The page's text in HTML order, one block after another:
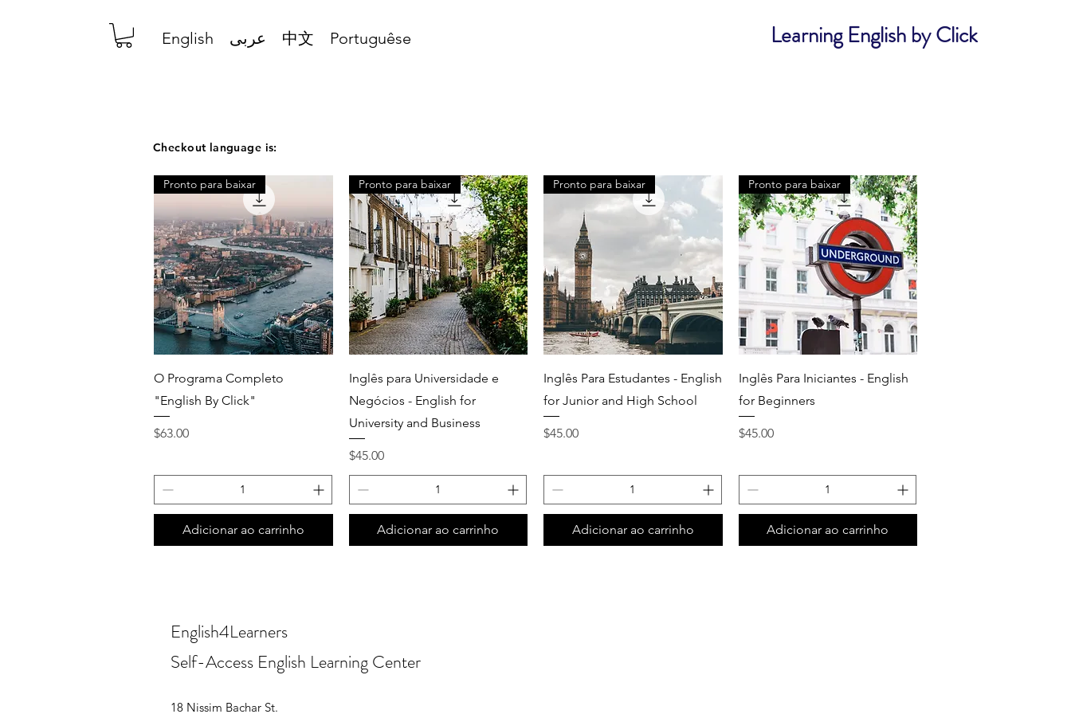
English عربى 中文 Portuguêse Learning English by Click
Checkout language is:
Quick View
Pronto para baixar
O Programa Completo
"English By Click"
Price
$63.00
Adicionar ao carrinho
Quick View
Pronto para baixar
Inglês para Universidade e
Negócios - English for
University and Business
Price
$45.00
Adicionar ao carrinho
Quick View
Pronto para baixar
Inglês Para Estudantes - English
for Junior and High School
Price
$45.00
Adicionar ao carrinho
Quick View
Pronto para baixar
Inglês Para Iniciantes - English
for Beginners
Price
$45.00
Adicionar ao carrinho
English4Learners
Self-Access English Learning Center
18 Nissim Bachar St.